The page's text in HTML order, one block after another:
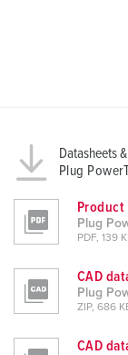
Datasheets
Plug
Product
Plug
PDF, 139
CAD
Plug
ZIP, 686
CAD